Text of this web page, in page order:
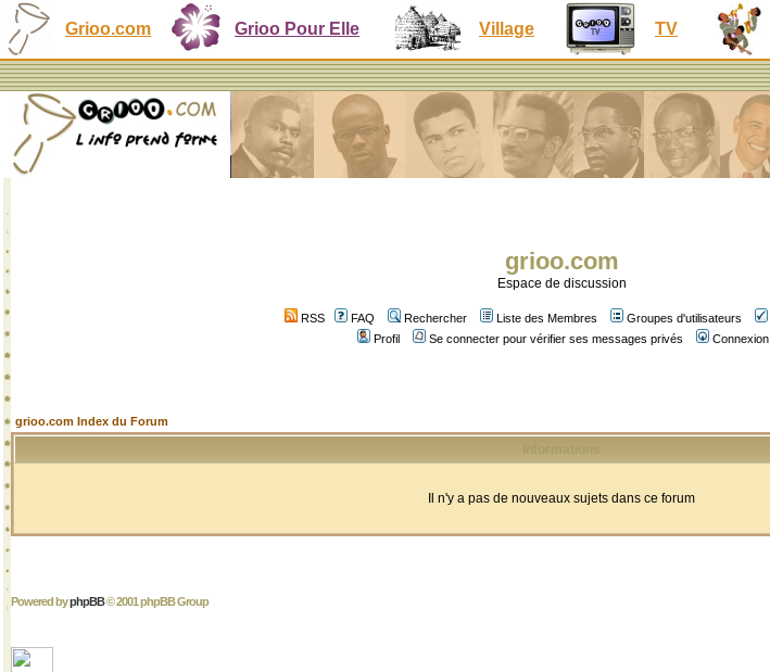
Grioo.com Grioo Pour Elle Village TV
grioo.com
Espace de discussion
RSS FAQ Rechercher Liste des Membres Groupes d'utilisateurs
Profil
Se connecter pour vérifier ses messages privés Connexion
grioo.com Index du Forum
Informations
Il n'y a pas de nouveaux sujets dans ce forum
Powered byphpBB© 2001 phpBB Group